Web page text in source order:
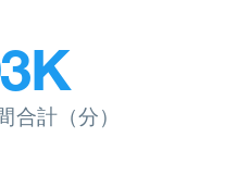
合計（分）